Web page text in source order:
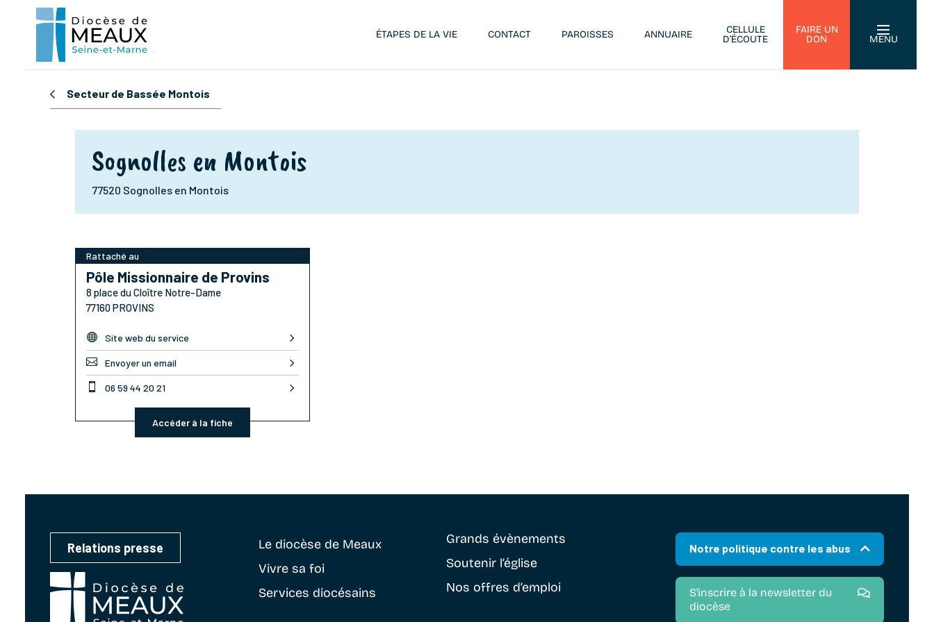
ÉTAPES DE LA VIE CONTACT PAROISSES ANNUAIRE
CELLULE
D’ÉCOUTE
FAIRE UN
DON
MENU
Secteur de Bassée Montois
Sognolles en Montois
77520 Sognolles en Montois
Rattaché au
Pôle Missionnaire de Provins
8 place du Cloître Notre-Dame
77160 PROVINS
 Site web du service
 Envoyer un email
 06 59 44 20 21
Accéder à la fiche
Relations presse Le diocèse de Meaux
Vivre sa foi
Services diocésains
Grands évènements
Soutenir l’église
Nos offres d’emploi
Notre politique contre les abus
S'inscrire à la newsletter du
diocèse